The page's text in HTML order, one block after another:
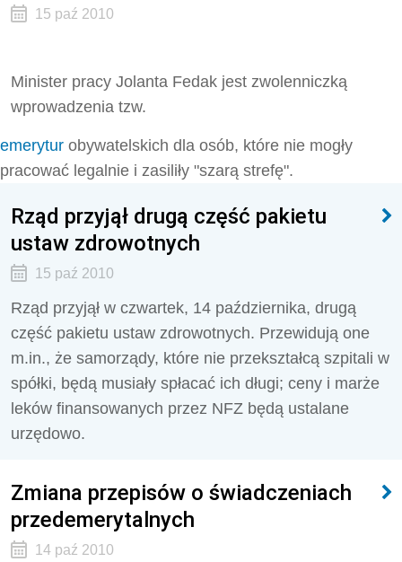
15 paź 2010
Minister pracy Jolanta Fedak jest zwolenniczką
wprowadzenia tzw.
emerytur obywatelskich dla osób, które nie mogły
pracować legalnie i zasiliły "szarą strefę".
Rząd przyjął drugą część pakietu
ustaw zdrowotnych
15 paź 2010
Rząd przyjął w czwartek, 14 października, drugą
część pakietu ustaw zdrowotnych. Przewidują one
m.in., że samorządy, które nie przekształcą szpitali w
spółki, będą musiały spłacać ich długi; ceny i marże
leków finansowanych przez NFZ będą ustalane
urzędowo.
Zmiana przepisów o świadczeniach
przedemerytalnych
14 paź 2010